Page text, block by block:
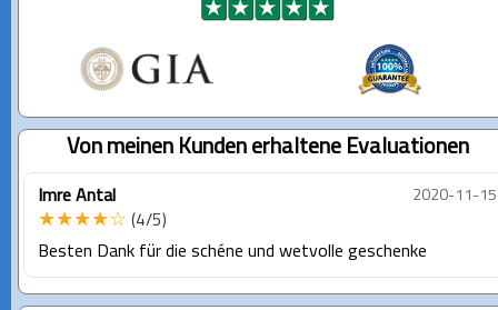
Von meinen Kunden erhaltene Evaluationen
Imre Antal 2020-11-15
★★★★☆ (4/5)
Besten Dank für die schéne und wetvolle geschenke